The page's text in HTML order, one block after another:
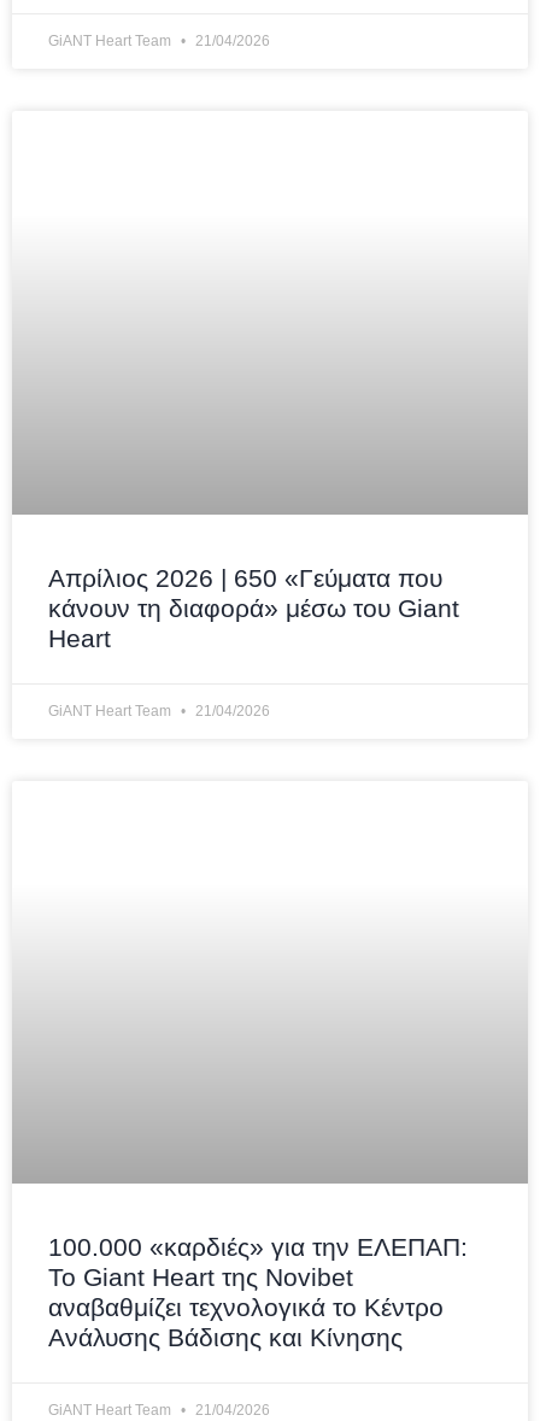
GiANT Heart Team 21/04/2026
Απρίλιος 2026 | 650 «Γεύματα που
κάνουν τη διαφορά» μέσω του Giant
Heart
GiANT Heart Team 21/04/2026
100.000 «καρδιές» για την ΕΛΕΠΑΠ:
Το Giant Heart της Novibet
αναβαθμίζει τεχνολογικά το Κέντρο
Ανάλυσης Βάδισης και Κίνησης
GiANT Heart Team 21/04/2026